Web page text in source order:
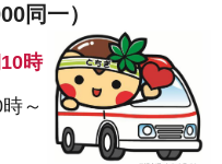
同一）
時
時～